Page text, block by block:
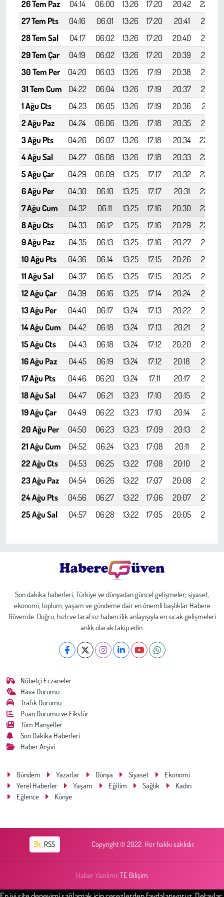
26 Tem Paz
04:14 06:00 13:26 17:20 20:42
22:20
27 Tem Pts
04:16 06:01 13:26 17:20 20:41
22:19
28 Tem Sal
04:17 06:02 13:26 17:20 20:40
22:17
29 Tem Çar
04:19 06:02 13:26 17:20 20:39
22:16
30 Tem Per
04:20 06:03 13:26 17:19 20:38
22:14
31 Tem Cum
04:22 06:04 13:26 17:19 20:37
22:13
1 Ağu Cts
04:23 06:05 13:26 17:19 20:36
22:11
2 Ağu Paz
04:24 06:06 13:26 17:18 20:35
22:10
3 Ağu Pts
04:26 06:07 13:26 17:18 20:34
22:08
4 Ağu Sal
04:27 06:08 13:26 17:18 20:33
22:07
5 Ağu Çar
04:29 06:09 13:25 17:17 20:32
22:05
6 Ağu Per
04:30 06:10 13:25 17:17 20:31
22:04
7 Ağu Cum
04:32 06:11 13:25 17:16 20:30
22:02
8 Ağu Cts
04:33 06:12 13:25 17:16 20:29
22:00
9 Ağu Paz
04:35 06:13 13:25 17:16 20:27
21:59
10 Ağu Pts
04:36 06:14 13:25 17:15 20:26
21:57
11 Ağu Sal
04:37 06:15 13:25 17:15 20:25
21:55
12 Ağu Çar
04:39 06:16 13:25 17:14 20:24
21:54
13 Ağu Per
04:40 06:17 13:24 17:13 20:22
21:52
14 Ağu Cum
04:42 06:18 13:24 17:13 20:21
21:50
15 Ağu Cts
04:43 06:18 13:24 17:12 20:20
21:48
16 Ağu Paz
04:45 06:19 13:24 17:12 20:18
21:47
17 Ağu Pts
04:46 06:20 13:24 17:11 20:17
21:45
18 Ağu Sal
04:47 06:21 13:23 17:10 20:15
21:43
19 Ağu Çar
04:49 06:22 13:23 17:10 20:14
21:41
20 Ağu Per
04:50 06:23 13:23 17:09 20:13
21:39
21 Ağu Cum
04:52 06:24 13:23 17:08 20:11
21:38
22 Ağu Cts
04:53 06:25 13:22 17:08 20:10
21:36
23 Ağu Paz
04:54 06:26 13:22 17:07 20:08
21:34
24 Ağu Pts
04:56 06:27 13:22 17:06 20:07
21:32
25 Ağu Sal
04:57 06:28 13:22 17:05 20:05 21:30
Son dakika haberleri, Türkiye ve dünyadan güncel gelişmeler; siyaset,
ekonomi, toplum, yaşam ve gündeme dair en önemli başlıklar Habere
Güven’de. Doğru, hızlı ve tarafsız habercilik anlayışıyla en sıcak gelişmeleri
anlık olarak takip edin.
Nöbetçi Eczaneler
Hava Durumu
Trafik Durumu
Puan Durumu ve Fikstür
Tüm Manşetler
Son Dakika Haberleri
Haber Arşivi
Gündem Yazarlar Dünya Siyaset
Ekonomi
Yerel Haberler
Yaşam Eğitim Sağlık
Kadın
Eğlence
Künye
RSS Copyright © 2022. Her hakkı saklıdır.
Haber Yazılımı: TE Bilişim
Kent
Eğlence